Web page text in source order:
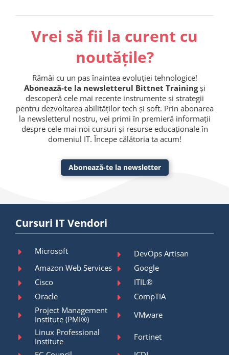
Vrei să fii la curent cu
noutățile?
Rămâi cu un pas înaintea evoluției tehnologice!
Abonează-te la newsletterul Bittnet Trainingși
descoperă cele mai recente instrumente și strategii
pentru dezvoltarea abilităților tech și soft. Prin abonarea
la newsletterul nostru, vei primi în premieră informații
despre cele mai noi cursuri și resurse educaționale în
domeniul IT. Începe călătoria ta acum!
Abonează-te la newsletter
Cursuri IT Vendori
Microsoft
DevOps Artisan
Amazon Web Services
Google
Cisco
ITIL®
Oracle
CompTIA
Project Management
Institute (PMI®)
VMware
Linux Professional
Institute
Fortinet